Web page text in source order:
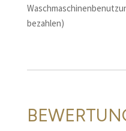
bezahlen)